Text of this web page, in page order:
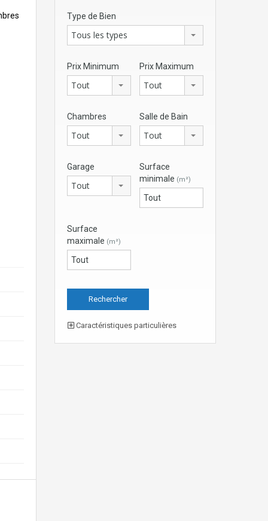
Type de Bien
Tous les types
Prix Minimum
Tout
Prix Maximum
Tout
Chambres
Tout
Salle de Bain
Tout
Garage
Tout
Surface
minimale (m²)
Surface
maximale (m²)
Caractéristiques particulières